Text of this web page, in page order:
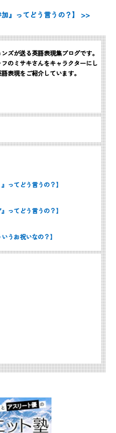
加』ってどう言うの？】 >>
ズが送る英語表現集ブログです。
のミサキさんをキャラクターにし
表現をご紹介しています。
ってどう言うの？】
ってどう言うの？】
うお祝いなの？】